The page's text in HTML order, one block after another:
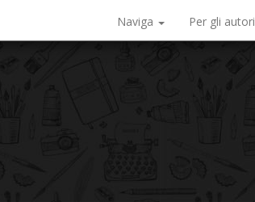
Naviga Per gli autori